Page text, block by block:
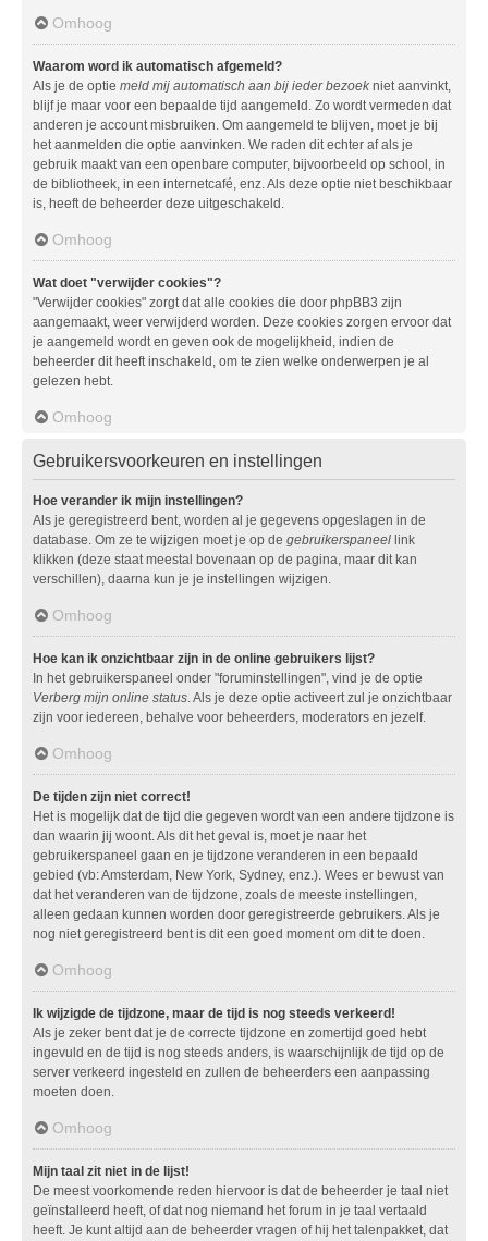
Omhoog
Waarom word ik automatisch afgemeld?
Als je de optie meld mij automatisch aan bij ieder bezoek niet aanvinkt,
blijf je maar voor een bepaalde tijd aangemeld. Zo wordt vermeden dat
anderen je account misbruiken. Om aangemeld te blijven, moet je bij
het aanmelden die optie aanvinken. We raden dit echter af als je
gebruik maakt van een openbare computer, bijvoorbeeld op school, in
de bibliotheek, in een internetcafé, enz. Als deze optie niet beschikbaar
is, heeft de beheerder deze uitgeschakeld.
Omhoog
Wat doet "verwijder cookies"?
"Verwijder cookies" zorgt dat alle cookies die door phpBB3 zijn
aangemaakt, weer verwijderd worden. Deze cookies zorgen ervoor dat
je aangemeld wordt en geven ook de mogelijkheid, indien de
beheerder dit heeft inschakeld, om te zien welke onderwerpen je al
gelezen hebt.
Omhoog
Gebruikersvoorkeuren en instellingen
Hoe verander ik mijn instellingen?
Als je geregistreerd bent, worden al je gegevens opgeslagen in de
database. Om ze te wijzigen moet je op de gebruikerspaneel link
klikken (deze staat meestal bovenaan op de pagina, maar dit kan
verschillen), daarna kun je je instellingen wijzigen.
Omhoog
Hoe kan ik onzichtbaar zijn in de online gebruikers lijst?
In het gebruikerspaneel onder "foruminstellingen", vind je de optie
Verberg mijn online status. Als je deze optie activeert zul je onzichtbaar
zijn voor iedereen, behalve voor beheerders, moderators en jezelf.
Omhoog
De tijden zijn niet correct!
Het is mogelijk dat de tijd die gegeven wordt van een andere tijdzone is
dan waarin jij woont. Als dit het geval is, moet je naar het
gebruikerspaneel gaan en je tijdzone veranderen in een bepaald
gebied (vb: Amsterdam, New York, Sydney, enz.). Wees er bewust van
dat het veranderen van de tijdzone, zoals de meeste instellingen,
alleen gedaan kunnen worden door geregistreerde gebruikers. Als je
nog niet geregistreerd bent is dit een goed moment om dit te doen.
Omhoog
Ik wijzigde de tijdzone, maar de tijd is nog steeds verkeerd!
Als je zeker bent dat je de correcte tijdzone en zomertijd goed hebt
ingevuld en de tijd is nog steeds anders, is waarschijnlijk de tijd op de
server verkeerd ingesteld en zullen de beheerders een aanpassing
moeten doen.
Omhoog
Mijn taal zit niet in de lijst!
De meest voorkomende reden hiervoor is dat de beheerder je taal niet
geïnstalleerd heeft, of dat nog niemand het forum in je taal vertaald
heeft. Je kunt altijd aan de beheerder vragen of hij het talenpakket, dat